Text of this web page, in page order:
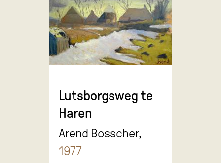
Lutsborgsweg te
Haren
Arend Bosscher,
1977